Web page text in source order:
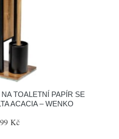
TOALETNÍ PAPÍR SE
ACACIA – WENKO
Kč